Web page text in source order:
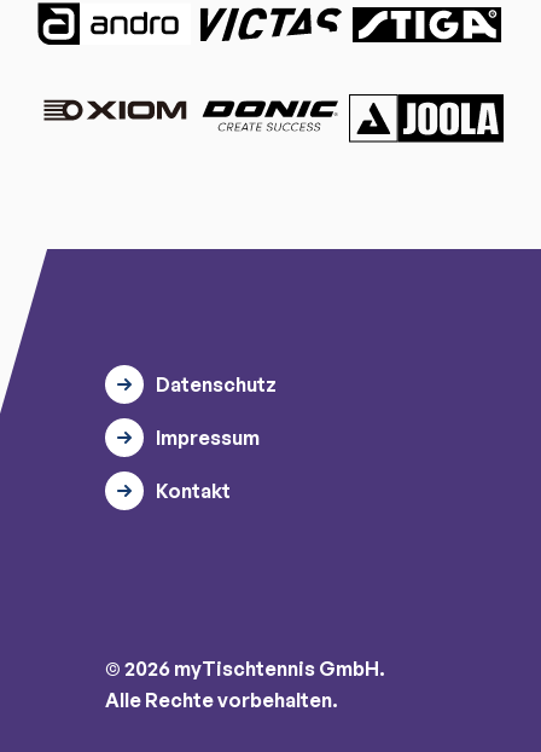
Datenschutz
Impressum
Kontakt
© 2026 myTischtennis GmbH.
Alle Rechte vorbehalten.